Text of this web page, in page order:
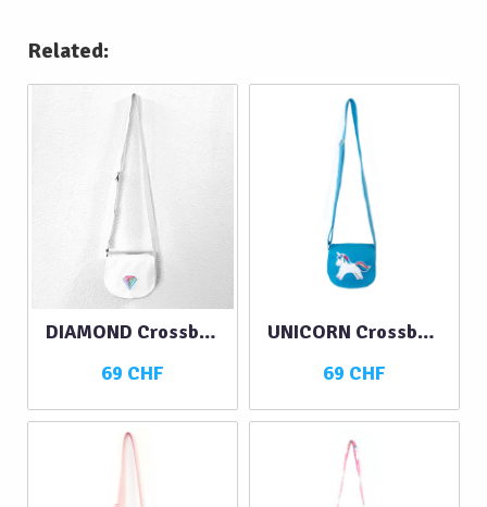
Related:
DIAMOND Crossbody
69 CHF
UNICORN Crossbody
69 CHF